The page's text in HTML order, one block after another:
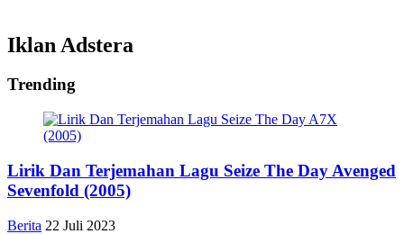
Iklan Adstera
Trending
Lirik Dan Terjemahan Lagu Seize The Day Avenged
Sevenfold (2005)
Berita 22 Juli 2023